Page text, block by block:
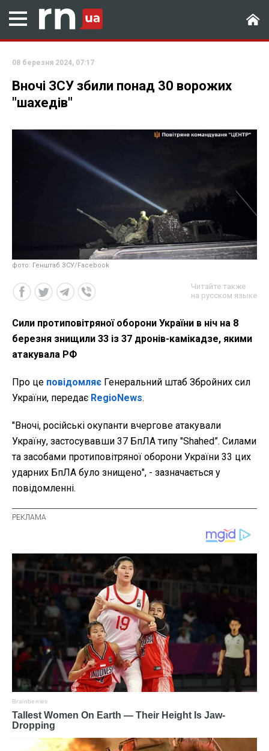
08 березня 2024, 07:17
Вночі ЗСУ збили понад 30 ворожих
"шахедів"
фото: Генштаб ЗСУ/Facebook
Читайте также
на русском языке
Сили протиповітряної оборони України в ніч на 8
березня знищили 33 із 37 дронів-камікадзе, якими
атакувала РФ
Про це повідомляє Генеральний штаб Збройних сил
України, передає RegioNews.
"Вночі, російські окупанти вчергове атакували
Україну, застосувавши 37 БпЛА типу "Shahed”. Силами
та засобами протиповітряної оборони України 33 цих
ударних БпЛА було знищено", - зазначається у
повідомленні.